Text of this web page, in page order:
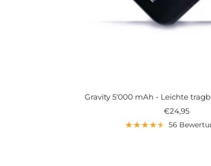
Gravity 5'000 mAh - Leichte
€24,95
56